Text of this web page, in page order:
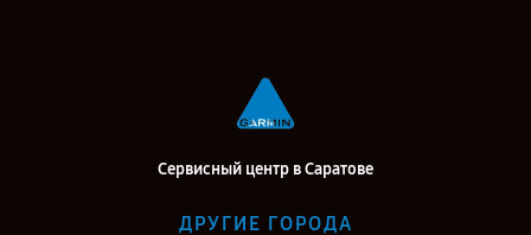
Сервисный центр в Саратове
ДРУГИЕ ГОРОДА